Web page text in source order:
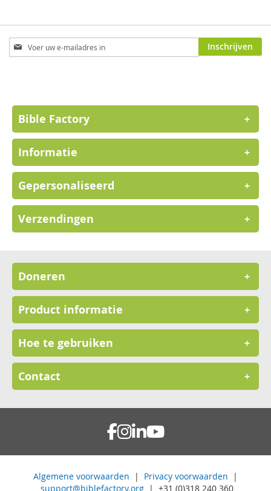
Abonneer
u
Inschrijven
Bible Factory +
Informatie +
Gepersonaliseerd +
Verzendingen +
Doneren +
Product informatie +
Hoe te gebruiken +
Contact +
Algemene voorwaarden | Privacy voorwaarden |
support@biblefactory.org| +31 (0)318 240 360